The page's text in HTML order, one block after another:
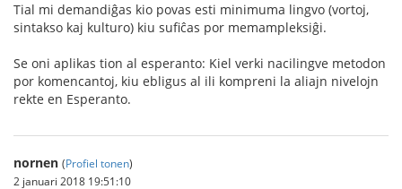
Tial mi demandiĝas kio povas esti minimuma lingvo (vortoj,
sintakso kaj kulturo) kiu sufiĉas por memampleksiĝi.
Se oni aplikas tion al esperanto: Kiel verki nacilingve metodon
por komencantoj, kiu ebligus al ili kompreni la aliajn nivelojn
rekte en Esperanto.
nornen (Profiel tonen)
2 januari 2018 19:51:10